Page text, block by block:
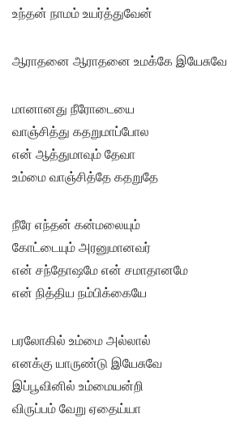
உந்தன் நாமம் உயர்த்துவேன்
ஆராதனை ஆராதனை உமக்கே இயேசுவே
மானானது நீரோடையை
வாஞ்சித்து கதறுமாப்போல
என் ஆத்துமாவும் தேவா
உம்மை வாஞ்சித்தே கதறுதே
நீரே எந்தன் கன்மலையும்
கோட்டையும் அரனுமானவர்
என் சந்தோஷமே என் சமாதானமே
என் நித்திய நம்பிக்கையே
பரலோகில் உம்மை அல்லால்
எனக்கு யாருண்டு இயேசுவே
இப்பூவினில் உம்மையன்றி
விருப்பம் வேறு ஏதைய்யா